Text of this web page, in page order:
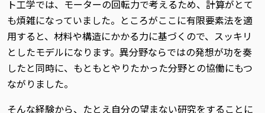
ト工学では、モーターの回転力で考えるため、計算がとて
も煩雑になっていました。ところがここに有限要素法を適
用すると、材料や構造にかかる力に基づくので、スッキリ
としたモデルになります。異分野ならではの発想が功を奏
したと同時に、もともとやりたかった分野との協働にもつ
ながりました。
そんな経験から、たとえ自分の望まない研究をすることに